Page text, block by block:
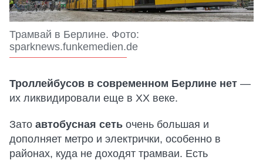
Трамвай в Берлине. Фото:
sparknews.funkemedien.de
Троллейбусов в современном Берлине нет —
их ликвидировали еще в XX веке.
Зато автобусная сеть очень большая и
дополняет метро и электрички, особенно в
районах, куда не доходят трамваи. Есть